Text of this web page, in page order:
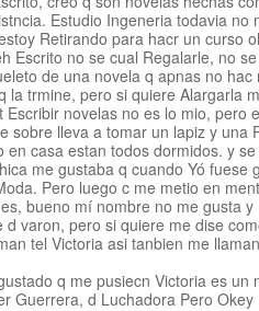
Estudio Ingeneria todavia no
Retirando para hacr un curso
Escrito no se cual Regalarle, no
de una novela q apnas no
la trmine, pero si quiere Alargarla
Escribir novelas no es lo mio, pero
sobre lleva a tomar un lapiz y una
en casa estan todos dormidos. y
me gustaba q cuando Yó fuese
Pero luego c me metio en
bueno mí nombre no me gusta y
d varon, pero si quiere me dise
tel Victoria asi tanbien me
q me pusiecn Victoria es un
Guerrera, d Luchadora Pero Okey